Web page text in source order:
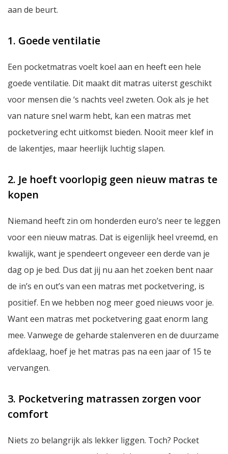
aan de beurt.
1. Goede ventilatie
Een pocketmatras voelt koel aan en heeft een hele
goede ventilatie. Dit maakt dit matras uiterst geschikt
voor mensen die ‘s nachts veel zweten. Ook als je het
van nature snel warm hebt, kan een matras met
pocketvering echt uitkomst bieden. Nooit meer klef in
de lakentjes, maar heerlijk luchtig slapen.
2. Je hoeft voorlopig geen nieuw matras te
kopen
Niemand heeft zin om honderden euro’s neer te leggen
voor een nieuw matras. Dat is eigenlijk heel vreemd, en
kwalijk, want je spendeert ongeveer een derde van je
dag op je bed. Dus dat jij nu aan het zoeken bent naar
de in’s en out’s van een matras met pocketvering, is
positief. En we hebben nog meer goed nieuws voor je.
Want een matras met pocketvering gaat enorm lang
mee. Vanwege de geharde stalenveren en de duurzame
afdeklaag, hoef je het matras pas na een jaar of 15 te
vervangen.
3. Pocketvering matrassen zorgen voor
comfort
Niets zo belangrijk als lekker liggen. Toch? Pocket